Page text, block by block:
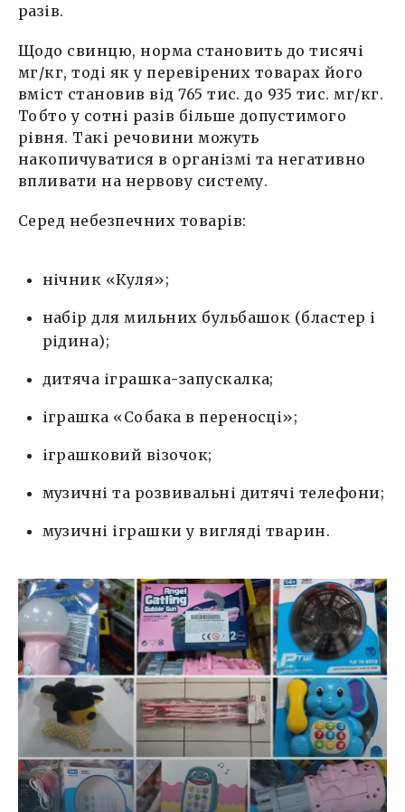
разів.
Щодо свинцю, норма становить до тисячі
мг/кг, тоді як у перевірених товарах його
вміст становив від 765 тис. до 935 тис. мг/кг.
Тобто у сотні разів більше допустимого
рівня. Такі речовини можуть
накопичуватися в організмі та негативно
впливати на нервову систему.
Серед небезпечних товарів:
нічник «Куля»;
набір для мильних бульбашок (бластер і
рідина);
дитяча іграшка-запускалка;
іграшка «Собака в переносці»;
іграшковий візочок;
музичні та розвивальні дитячі телефони;
музичні іграшки у вигляді тварин.